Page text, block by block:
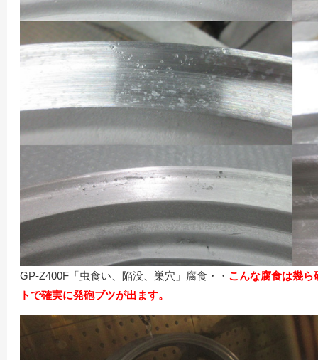
GP-Z400F「虫食い、陥没、巣穴」腐食・・ こんな腐食は幾
トで確実に発砲ブツが出ます。